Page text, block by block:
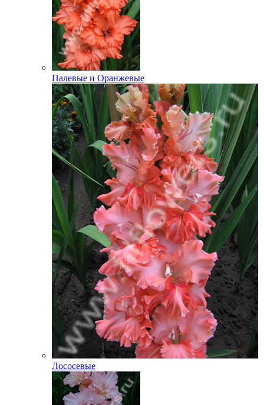
Палевые и Оранжевые
Лососевые